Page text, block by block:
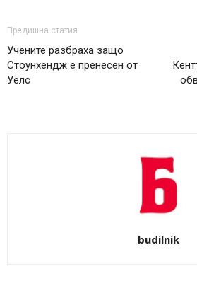
Предишна статия
Учените разбраха защо
Стоунхендж е пренесен от
Уелс
budilnik